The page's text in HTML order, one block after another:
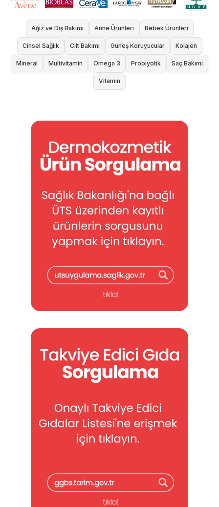
Ağız ve Diş Bakımı Anne Ürünleri Bebek Ürünleri
Cinsel Sağlık Cilt Bakımı Güneş Koruyucular Kolajen
Mineral Multivitamin Omega 3 Probiyotik Saç Bakımı
Vitamin